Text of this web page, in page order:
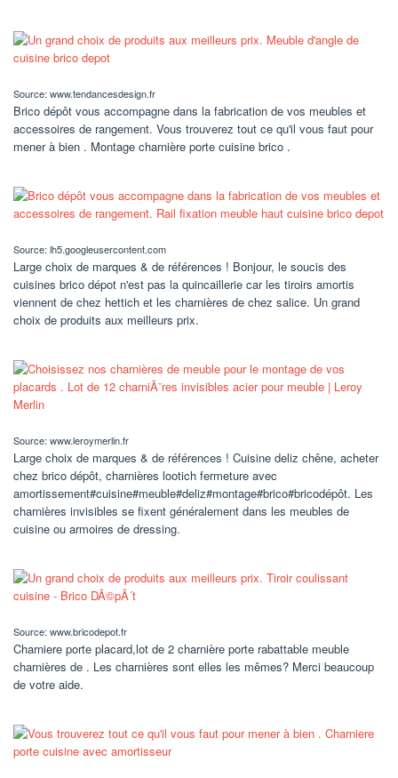
Source: www.tendancesdesign.fr
Brico dépôt vous accompagne dans la fabrication de vos meubles et
accessoires de rangement. Vous trouverez tout ce qu'il vous faut pour
mener à bien . Montage charnière porte cuisine brico .
Source: lh5.googleusercontent.com
Large choix de marques & de références ! Bonjour, le soucis des
cuisines brico dépot n'est pas la quincaillerie car les tiroirs amortis
viennent de chez hettich et les charnières de chez salice. Un grand
choix de produits aux meilleurs prix.
Source: www.leroymerlin.fr
Large choix de marques & de références ! Cuisine deliz chêne, acheter
chez brico dépôt, charnières lootich fermeture avec
amortissement#cuisine#meuble#deliz#montage#brico#bricodépôt. Les
charnières invisibles se fixent généralement dans les meubles de
cuisine ou armoires de dressing.
Source: www.bricodepot.fr
Charniere porte placard,lot de 2 charnière porte rabattable meuble
charnières de . Les charnières sont elles les mêmes? Merci beaucoup
de votre aide.